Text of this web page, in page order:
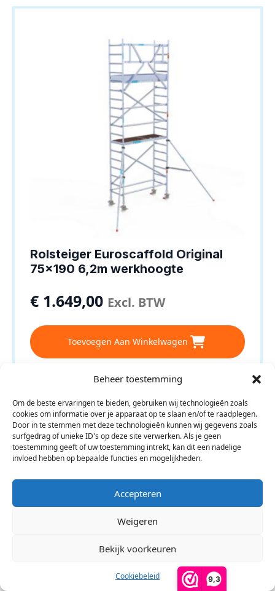
9,3
Beheer toestemming
Om de beste ervaringen te bieden, gebruiken wij technologieën zoals
cookies om informatie over je apparaat op te slaan en/of te raadplegen.
Door in te stemmen met deze technologieën kunnen wij gegevens zoals
surfgedrag of unieke ID's op deze site verwerken. Als je geen
toestemming geeft of uw toestemming intrekt, kan dit een nadelige
invloed hebben op bepaalde functies en mogelijkheden.
Accepteren
Weigeren
Bekijk voorkeuren
Cookiebeleid
Rolsteiger Euroscaffold Original
75×190 6,2m werkhoogte
€ 1.649,00 Excl. BTW
Toevoegen Aan Winkelwagen